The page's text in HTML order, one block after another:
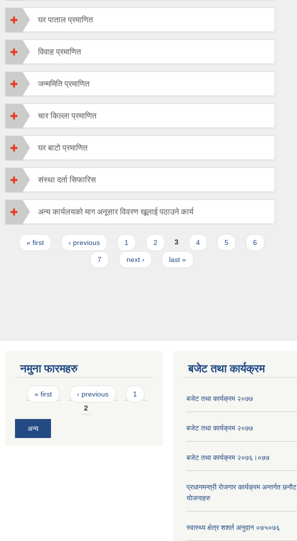
घर पाताल प्रमाणित
विवाह प्रमाणित
जन्ममिति प्रमाणित
चार किल्ला प्रमाणित
घर बाटो प्रमाणित
संस्था दर्ता सिफारिस
अन्य कार्यलयको माग अनूसार विवरण खूलाई पठाउने कार्य
Pages
« first ‹ previous 1 2 3 4 5 6
7 next › last »
नमुना फारमहरु
Pages
« first ‹ previous
1
2
अन्य
बजेट तथा कार्यक्रम
बजेट तथा कार्यक्रम २०७७
बजेट तथा कार्यक्रम २०७७
बजेट तथा कार्यक्रम २०७६।०७७
प्रधानमन्त्री राेजगार कार्यक्रम अन्तर्गत
योजनाहरु
स्वास्थ्य क्षेत्र शशर्त अनुदान ०७५०७६